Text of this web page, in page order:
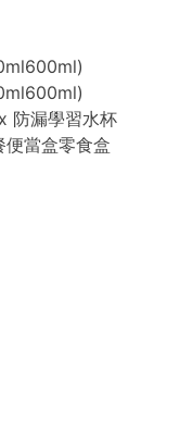
防漏學習水杯
當盒零食盒